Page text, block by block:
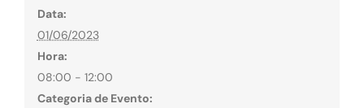
Data:
01/06/2023
Hora:
08:00 - 12:00
Categoria de Evento: